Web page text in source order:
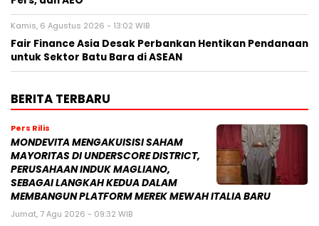
Kamis, 6 Agustus 2026 - 13:02 WIB
Fair Finance Asia Desak Perbankan Hentikan Pendanaan
untuk Sektor Batu Bara di ASEAN
BERITA TERBARU
Pers Rilis
MONDEVITA MENGAKUISISI SAHAM
MAYORITAS DI UNDERSCORE DISTRICT,
PERUSAHAAN INDUK MAGLIANO,
SEBAGAI LANGKAH KEDUA DALAM
MEMBANGUN PLATFORM MEREK MEWAH ITALIA BARU
Jumat, 7 Agu 2026 - 09:32 WIB